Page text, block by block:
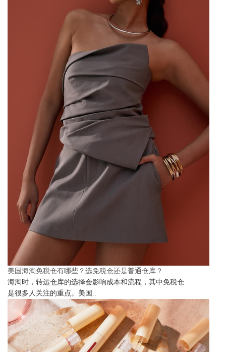
美国海淘免税仓有哪些？选免税仓还是普通仓库？
海淘时，转运仓库的选择会影响成本和流程，其中免税仓
是很多人关注的重点。美国..